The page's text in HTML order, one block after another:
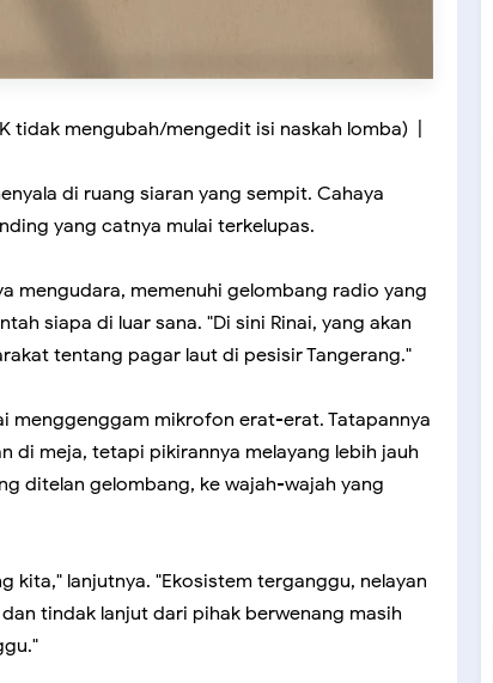
tidak mengubah/mengedit isi naskah lomba) |
di ruang siaran yang sempit. Cahaya
yang catnya mulai terkelupas.
mengudara, memenuhi gelombang radio yang
siapa di luar sana. "Di sini Rinai, yang akan
tentang pagar laut di pesisir Tangerang."
menggenggam mikrofon erat-erat. Tatapannya
di meja, tetapi pikirannya melayang lebih jauh
ditelan gelombang, ke wajah-wajah yang
kita," lanjutnya. "Ekosistem terganggu, nelayan
tindak lanjut dari pihak berwenang masih